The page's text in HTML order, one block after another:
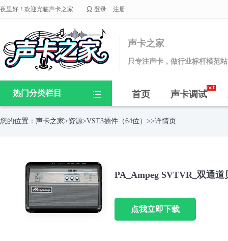
夜里好！欢迎光临声卡之家  登录 注册
声卡之家
只专注声卡，做行业标杆模范站
热门分类栏目  首页 声卡调试
您的位置： 声卡之家>资源>VST3插件（64位） >>详情页
PA_Ampeg SVTVR_双通
点我立即下载